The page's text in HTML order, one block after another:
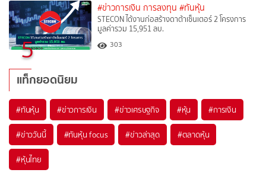
5
#ข่าวการเงิน การลงทุน #ทันหุ้น
STECON ได้งานก่อสร้างดาต้าเซ็นเตอร์ 2 โครงการ
มูลค่ารวม 15,951 ลบ.
303
แท็กยอดนิยม
#ทันหุ้น #ข่าวการเงิน #ข่าวเศรษฐกิจ #หุ้น #การเงิน
#ข่าววันนี้ #ทันหุ้น focus #ข่าวล่าสุด #ตลาดหุ้น
#หุ้นไทย